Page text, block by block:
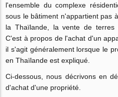
l'ensemble du complexe
sous le bâtiment n'appartient pas
la Thaïlande, la vente de terres
C'est à propos de l'achat d'un
il s'agit généralement lorsque le
en Thaïlande est expliqué.
Ci-dessous, nous décrivons en
d'achat d'une propriété.